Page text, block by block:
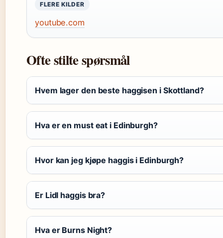
FLERE KILDER
youtube.com
Ofte stilte spørsmål
Hvem lager den beste haggisen i Skottland?
Hva er en must eat i Edinburgh?
Hvor kan jeg kjøpe haggis i Edinburgh?
Er Lidl haggis bra?
Hva er Burns Night?